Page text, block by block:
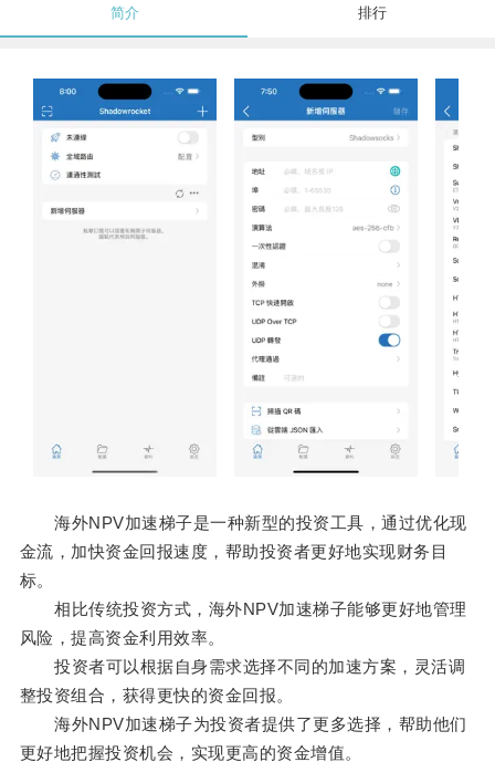
简介 排行
海外NPV加速梯子是一种新型的投资工具，通过优化现
金流，加快资金回报速度，帮助投资者更好地实现财务目
标。
相比传统投资方式，海外NPV加速梯子能够更好地管理
风险，提高资金利用效率。
投资者可以根据自身需求选择不同的加速方案，灵活调
整投资组合，获得更快的资金回报。
海外NPV加速梯子为投资者提供了更多选择，帮助他们
更好地把握投资机会，实现更高的资金增值。